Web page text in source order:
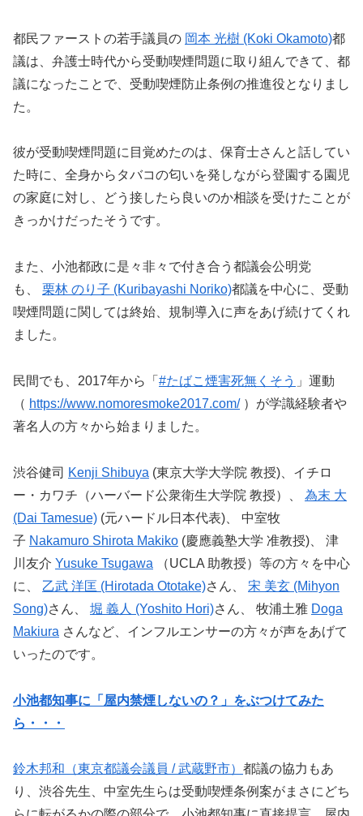
都民ファーストの若手議員の 岡本 光樹 (Koki Okamoto)都
議は、弁護士時代から受動喫煙問題に取り組んできて、都
議になったことで、受動喫煙防止条例の推進役となりまし
た。
彼が受動喫煙問題に目覚めたのは、保育士さんと話してい
た時に、全身からタバコの匂いを発しながら登園する園児
の家庭に対し、どう接したら良いのか相談を受けたことが
きっかけだったそうです。
また、小池都政に是々非々で付き合う都議会公明党
も、
栗林 のり子 (Kuribayashi Noriko)都議を中心に、受動
喫煙問題に関しては終始、規制導入に声をあげ続けてくれ
ました。
民間でも、 2017年から「 #たばこ煙害死無くそう 」運動
（ https://www.nomoresmoke2017.com/ ）が学識経験者や
著名人の方々から始まりました。
渋谷健司 Kenji Shibuya (東京大学大学院 教授) 、イチロ
ー・カワチ（ハーバード公衆衛生大学院 教授）、 為末 大
(Dai Tamesue) (元ハードル日本代表)
中室牧
子 Nakamuro Shirota Makiko (慶應義塾大学 准教授)
津
川友介 Yusuke Tsugawa （UCLA 助教授）等の方々を中心
に、
乙武 洋匡 (Hirotada Ototake)さん、 宋 美玄 (Mihyon
Song)さん、 堀 義人 (Yoshito Hori)さん、 牧浦土雅 Doga
Makiura さんなど、インフルエンサーの方々が声をあげて
いったのです。
小池都知事に「屋内禁煙しないの？」をぶつけてみた
ら・・・
鈴木邦和（東京都議会議員 /武蔵野市） 都議の協力もあ
り、渋谷先生、中室先生らは受動喫煙条例案がまさにどち